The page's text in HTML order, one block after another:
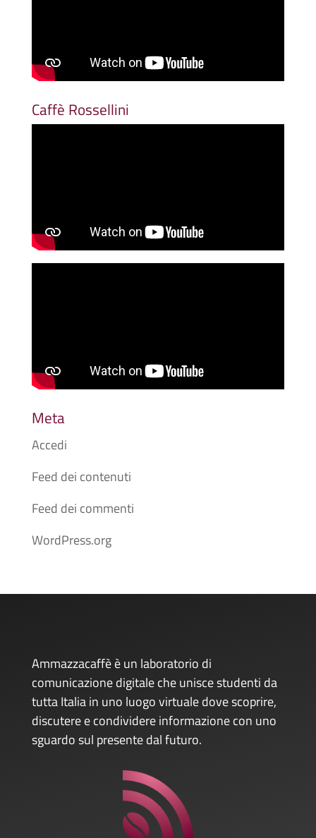
Caffè Rossellini
Meta
Accedi
Feed dei contenuti
Feed dei commenti
WordPress.org
Ammazzacaffè è un laboratorio di
comunicazione digitale che unisce studenti da
tutta Italia in uno luogo virtuale dove scoprire,
discutere e condividere informazione con uno
sguardo sul presente dal futuro.